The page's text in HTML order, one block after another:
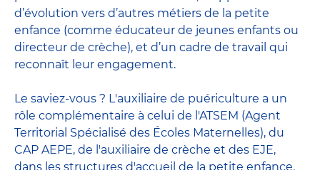
d’évolution vers d’autres métiers de la petite
enfance (comme éducateur de jeunes enfants ou
directeur de crèche), et d’un cadre de travail qui
reconnaît leur engagement.
Le saviez-vous ? L'auxiliaire de puériculture a un
rôle complémentaire à celui de l'ATSEM (Agent
Territorial Spécialisé des Écoles Maternelles), du
CAP AEPE, de l'auxiliaire de crèche et des EJE,
dans les structures d'accueil de la petite enfance.